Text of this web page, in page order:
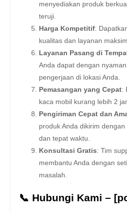
menyediakan produk
teruji.
Harga Kompetitif:
kualitas dan layanan
Layanan Pasang di
Anda dapat dengan
pengerjaan di lokasi Anda.
Pemasangan yang Cepat:
kaca mobil kurang lebih 2
Pengiriman Cepat dan
produk Anda dikirim
dan tepat waktu.
Konsultasi Gratis: Tim
membantu Anda dengan
masalah.
📞 Hubungi Kami –